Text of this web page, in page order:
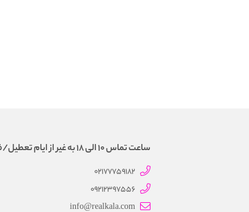
ساعت تماس 10 الی 18 به غیر از ایام تعطیل/فروش و تحویل حضوری نداریم
02177759182
09212397556
info@realkala.com